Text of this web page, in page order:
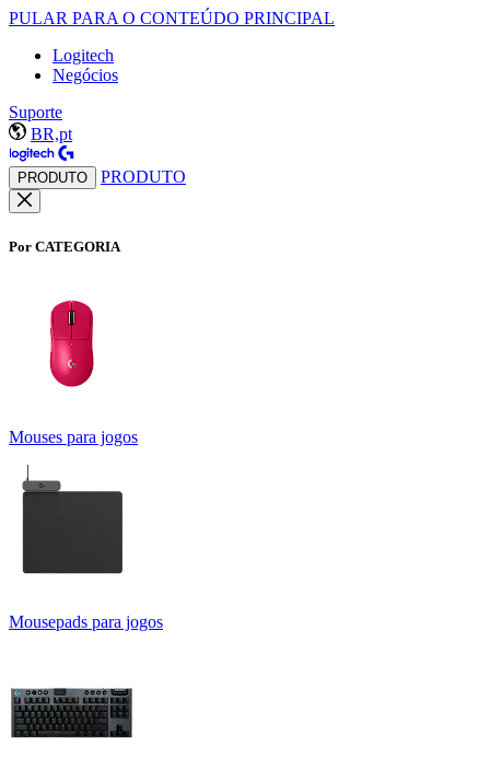
PULAR PARA O CONTEÚDO PRINCIPAL
Logitech
Negócios
Suporte
BR,pt
PRODUTO PRODUTO
Por CATEGORIA
Mouses para jogos
Mousepads para jogos